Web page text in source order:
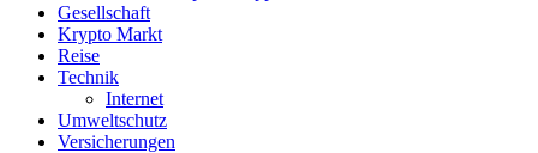
Gesellschaft
Krypto Markt
Reise
Technik
Internet
Umweltschutz
Versicherungen